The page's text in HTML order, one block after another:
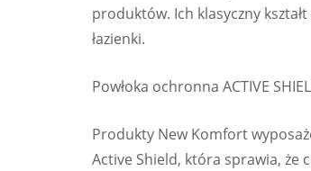
produktów. Ich klasyczny
łazienki.
Powłoka ochronna ACTIVE
Produkty New Komfort
Active Shield, która sprawia, że